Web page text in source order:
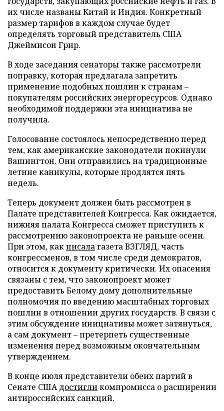
их числе названы Китай и Индия. Конкретный
размер тарифов в каждом случае будет
определять торговый представитель США
Джеймисон Грир.
В ходе заседания сенаторы также рассмотрели
поправку, которая предлагала запретить
применение подобных пошлин к странам –
покупателям российских энергоресурсов. Однако
необходимой поддержки эта инициатива не
получила.
Голосование состоялось непосредственно перед
тем, как американские законодатели покинули
Вашингтон. Они отправились на традиционные
летние каникулы, которые продлятся пять
недель.
Теперь документ должен быть рассмотрен в
Палате представителей Конгресса. Как ожидается,
нижняя палата Конгресса сможет приступить к
рассмотрению законопроекта не раньше осени.
При этом, какписалагазета ВЗГЛЯД, часть
конгрессменов, в том числе среди демократов,
относится к документу критически. Их опасения
связаны с тем, что законопроект может
предоставить Белому дому дополнительные
полномочия по введению масштабных торговых
пошлин в отношении других государств. В связи с
этим обсуждение инициативы может затянуться,
а сам документ – претерпеть существенные
изменения перед возможным окончательным
утверждением.
В конце июля представители обеих партий в
Сенате СШАдостигликомпромисса о расширении
антироссийских санкций.